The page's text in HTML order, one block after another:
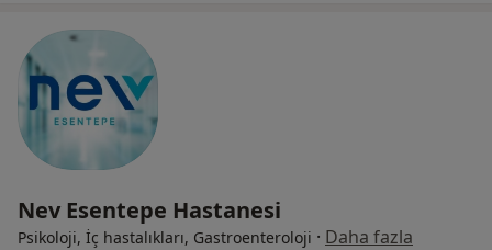
Nev Esentepe Hastanesi
Psikoloji, İç hastalıkları, Gastroenteroloji · Daha fazla